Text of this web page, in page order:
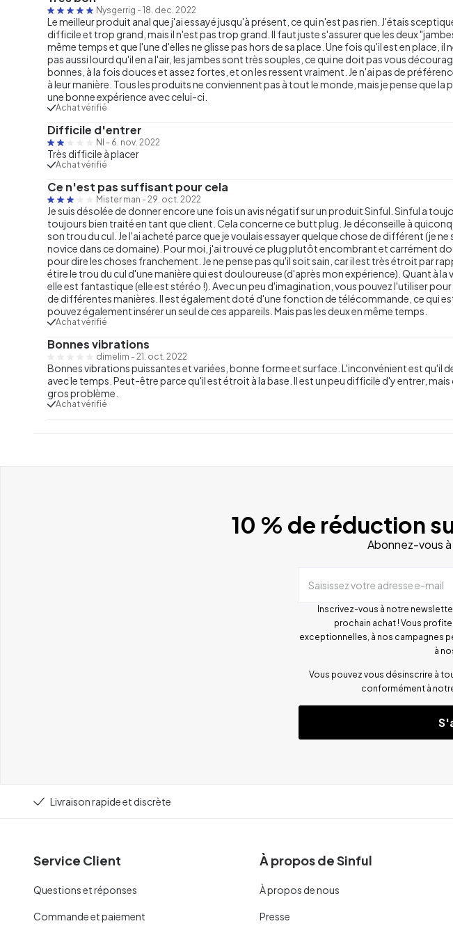
Nysgerrig - 18. dec. 2022
Le meilleur produit anal que j'ai essayé jusqu'à présent, ce qui n'est pas rien. J'étais
difficile et trop grand, mais il n'est pas trop grand. Il faut juste s'assurer que les deux
même temps et que l'une d'elles ne glisse pas hors de sa place. Une fois qu'il est en place, il
pas aussi lourd qu'il en a l'air, les jambes sont très souples, ce qui ne doit pas vous
bonnes, à la fois douces et assez fortes, et on les ressent vraiment. Je n'ai pas de
à leur manière. Tous les produits ne conviennent pas à tout le monde, mais je pense que la
une bonne expérience avec celui-ci.
Achat vérifié
Difficile d'entrer
Nl - 6. nov. 2022
Très difficile à placer
Achat vérifié
Ce n'est pas suffisant pour cela
Mister man - 29. oct. 2022
Je suis désolée de donner encore une fois un avis négatif sur un produit Sinful. Sinful a
toujours bien traité en tant que client. Cela concerne ce butt plug. Je déconseille à
son trou du cul. Je l'ai acheté parce que je voulais essayer quelque chose de différent (je
novice dans ce domaine). Pour moi, j'ai trouvé ce plug plutôt encombrant et carrément
pour dire les choses franchement. Je ne pense pas qu'il soit sain, car il est très étroit par
étire le trou du cul d'une manière qui est douloureuse (d'après mon expérience). Quant à la
elle est fantastique (elle est stéréo !). Avec un peu d'imagination, vous pouvez l'utiliser
de différentes manières. Il est également doté d'une fonction de télécommande, ce qui
pouvez également insérer un seul de ces appareils. Mais pas les deux en même temps.
Achat vérifié
Bonnes vibrations
dimelim - 21. oct. 2022
Bonnes vibrations puissantes et variées, bonne forme et surface. L'inconvénient est qu'il
avec le temps. Peut-être parce qu'il est étroit à la base. Il est un peu difficile d'y entrer, mais
gros problème.
Achat vérifié
10 % de réduction
Abonnez-vous
Saisissez votre adresse e-mail
Inscrivez-vous à notre
prochain achat ! Vous
exceptionnelles, à nos campagnes
à
Vous pouvez vous désinscrire à
conformément à
Livraison rapide et discrète
Service Client
Questions et réponses
Commande et paiement
À propos de Sinful
À propos de nous
Presse